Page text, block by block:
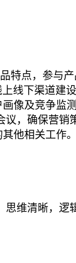
特点，参与产
线下渠道建
像及竞争监
，确保营销
他相关工作。
维清晰，逻